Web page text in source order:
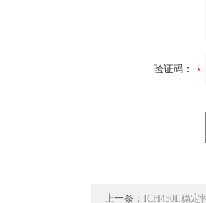
验证码：
上一条： ICH450L稳定